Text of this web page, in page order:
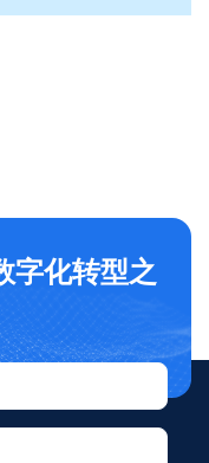
字化转型之